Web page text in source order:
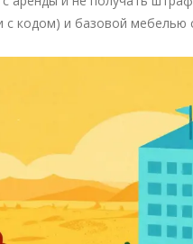
кодом) и базовой мебелью